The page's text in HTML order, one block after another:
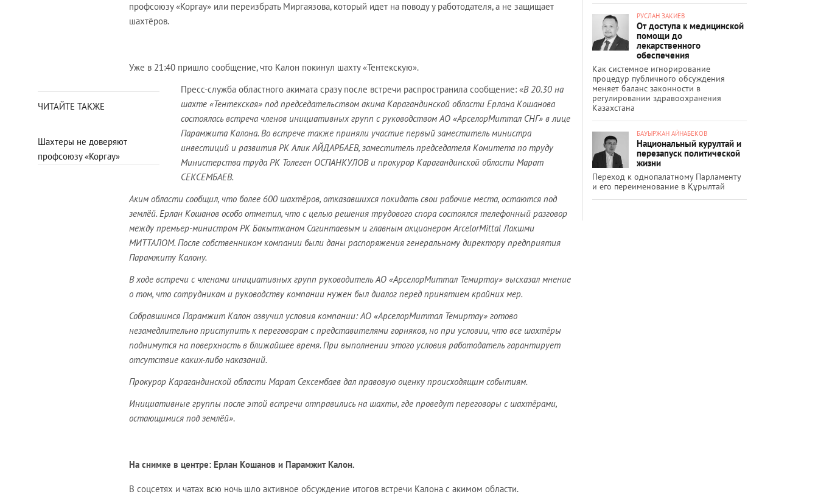
профсоюзу «Коргау» или переизбрать Миргаязова, который идет на поводу у работодателя, а не защищает
шахтёров.
Уже в 21:40 пришло сообщение, что Калон покинул шахту «Тентекскую».
ЧИТАЙТЕ ТАКЖЕ
Шахтеры не доверяют
профсоюзу «Коргау»
Пресс-служба областного акимата сразу после встречи распространила сообщение: «В 20.30 на
шахте «Тентекская» под председательством акима Карагандинской области Ерлана Кошанова
состоялась встреча членов инициативных групп с руководством АО «АрселорМиттал СНГ» в лице
Парамжита Калона. Во встрече также приняли участие первый заместитель министра
инвестиций и развития РК Алик АЙДАРБАЕВ, заместитель председателя Комитета по труду
Министерства труда РК Толеген ОСПАНКУЛОВ и прокурор Карагандинской области Марат
СЕКСЕМБАЕВ.
Аким области сообщил, что более 600 шахтёров, отказавшихся покидать свои рабочие места, остаются под
землёй. Ерлан Кошанов особо отметил, что с целью решения трудового спора состоялся телефонный разговор
между премьер-министром РК Бакытжаном Сагинтаевым и главным акционером ArcelorMittal Лакшми
МИТТАЛОМ. После собственником компании были даны распоряжения генеральному директору предприятия
Парамжиту Калону.
В ходе встречи с членами инициативных групп руководитель АО «АрселорМиттал Темиртау» высказал мнение
о том, что сотрудникам и руководству компании нужен был диалог перед принятием крайних мер.
Собравшимся Парамжит Калон озвучил условия компании: АО «АрселорМиттал Темиртау» готово
незамедлительно приступить к переговорам с представителями горняков, но при условии, что все шахтёры
поднимутся на поверхность в ближайшее время. При выполнении этого условия работодатель гарантирует
отсутствие каких-либо наказаний.
Прокурор Карагандинской области Марат Сексембаев дал правовую оценку происходящим событиям.
Инициативные группы после этой встречи отправились на шахты, где проведут переговоры с шахтёрами,
остающимися под землёй».
На снимке в центре: Ерлан Кошанов и Парамжит Калон.
В соцсетях и чатах всю ночь шло активное обсуждение итогов встречи Калона с акимом области.
РУСЛАН ЗАКИЕВ
От доступа к медицинской
помощи до
лекарственного
обеспечения
Как системное игнорирование
процедур публичного обсуждения
меняет баланс законности в
регулировании здравоохранения
Казахстана
БАУЫРЖАН АЙНАБЕКОВ
Национальный курултай и
перезапуск политической
жизни
Переход к однопалатному Парламенту
и его переименование в Құрылтай